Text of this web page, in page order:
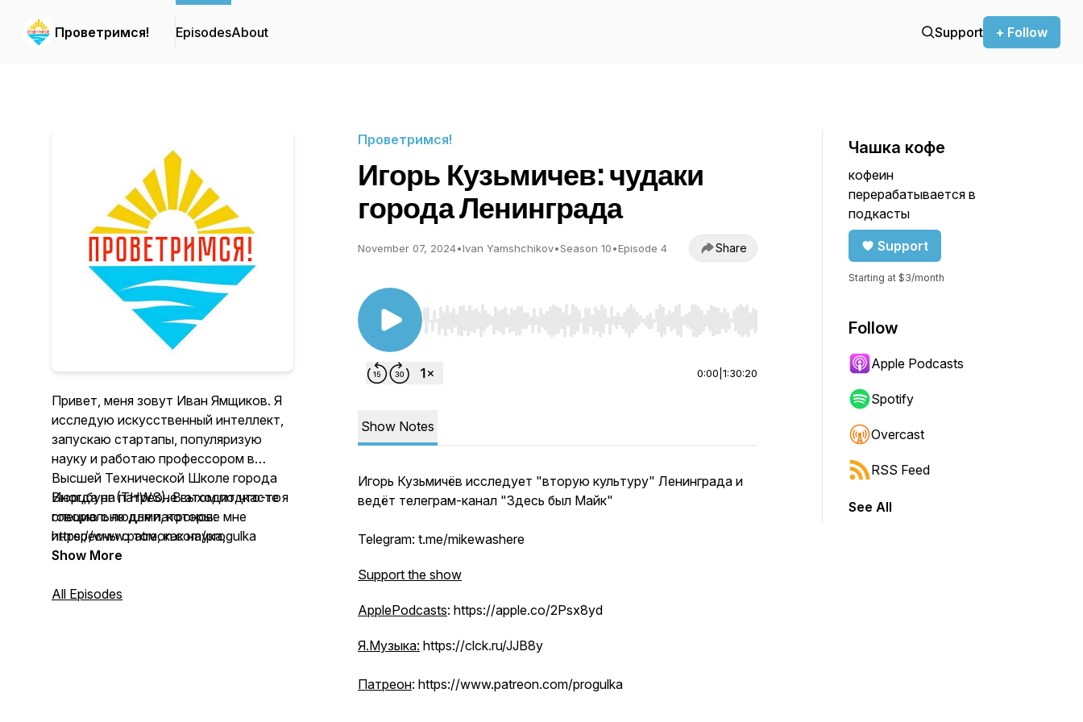
Проветримся! EpisodesAbout Support + Follow
Привет, меня зовут Иван Ямщиков. Я
исследую искусственный интеллект,
запускаю стартапы, популяризую
науку и работаю профессором в
Высшей Технической Школе города
Вюрцбург (THWS). В этом подкасте я
говорю с людьми, которые мне
интересны о том, как наука,
технологии и люди меняют мир вокруг
Иногда на патреоне выходит что-то
специально для патронов:
https://www.patreon.com/progulka
Show More
All Episodes
Проветримся!
Игорь Кузьмичев: чудаки
города Ленинграда
November 07, 2024•Ivan Yamshchikov•Season 10•Episode 4 Share
Use Left/Right to seek, Home/End to jump to start or end. Hold shift to jump forward or backward.
0:00 1:30:20
Show Notes
Игорь Кузьмичёв исследует "вторую культуру" Ленинграда и
ведёт телеграм-канал "Здесь был Майк"
Telegram: t.me/mikewashere
Support the show
ApplePodcasts: https://apple.co/2Psx8yd
Я.Музыка: https://clck.ru/JJB8y
Патреон: https://www.patreon.com/progulka
Чашка кофе
кофеин
перерабатывается в
подкасты
Support
Starting at $3/month
Follow
Apple Podcasts
Spotify
Overcast
RSS Feed
See All